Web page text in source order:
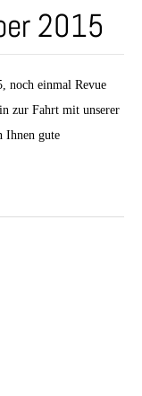
2015
noch einmal Revue
zur Fahrt mit unserer
Ihnen gute